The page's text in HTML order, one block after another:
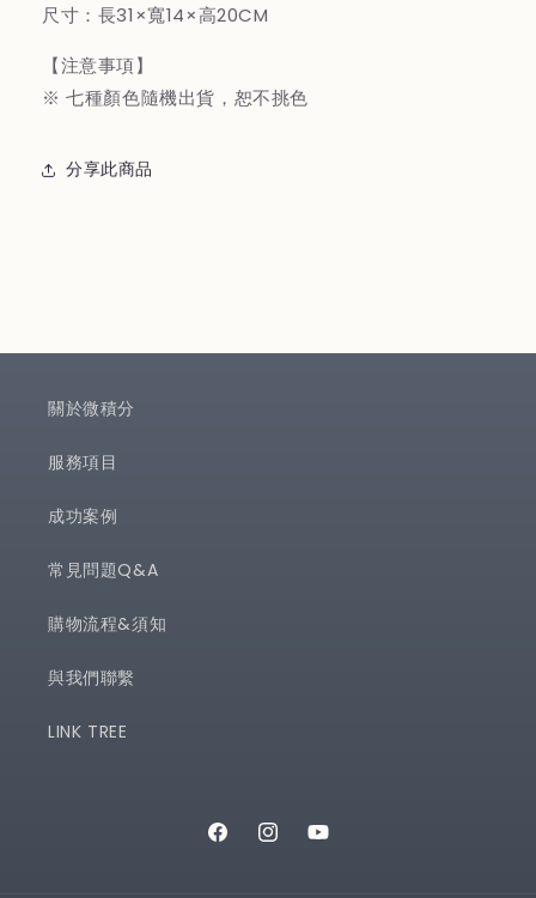
尺寸：長31×寬14×高20CM
【注意事項】
※ 七種顏色隨機出貨，恕不挑色
分享此商品
關於微積分
服務項目
成功案例
常見問題Q&A
購物流程&須知
與我們聯繫
LINK TREE
FacebookInstagramYouTube